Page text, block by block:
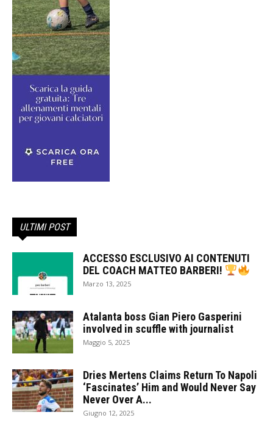
ULTIMI POST
ACCESSO ESCLUSIVO AI CONTENUTI
DEL COACH MATTEO BARBERI!
Marzo 13, 2025
Atalanta boss Gian Piero Gasperini
involved in scuffle with journalist
Maggio 5, 2025
Dries Mertens Claims Return To Napoli
‘Fascinates’ Him and Would Never Say
Never Over A...
Giugno 12, 2025